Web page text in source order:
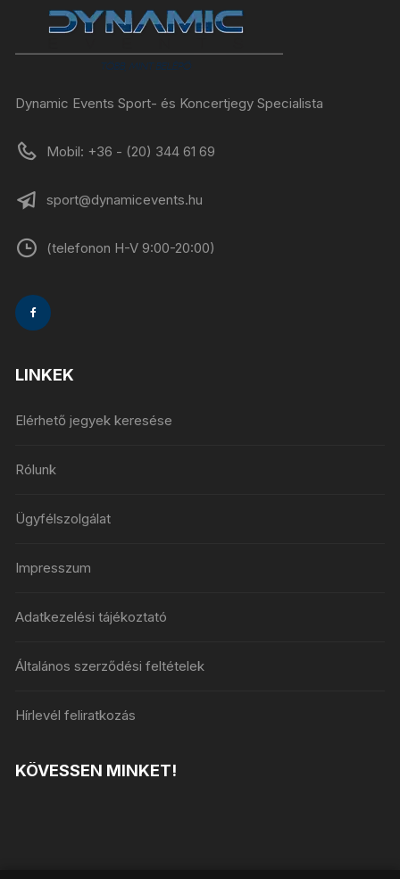
Dynamic Events Sport- és Koncertjegy Specialista
Mobil: +36 - (20) 344 61 69
sport@dynamicevents.hu
(telefonon H-V 9:00-20:00)
LINKEK
Elérhető jegyek keresése
Rólunk
Ügyfélszolgálat
Impresszum
Adatkezelési tájékoztató
Általános szerződési feltételek
Hírlevél feliratkozás
KÖVESSEN MINKET!